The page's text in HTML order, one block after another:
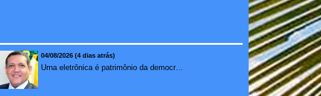
04/08/2026 (4 dias atrás)
Urna eletrônica é patrimônio da democracia, diz presidente do TSE